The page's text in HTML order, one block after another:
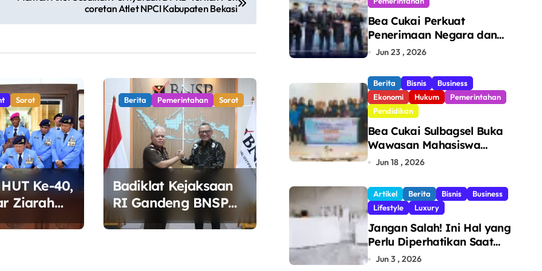
coretan Atlet NPCI Kabupaten Bekasi
Sorot
Ke-40,
Ziarah
Bunga di
Berita Pemerintahan Sorot
Badiklat Kejaksaan
RI Gandeng BNSP
Siapkan Sertifikasi
Bea Cukai Perkuat
Penerimaan Negara dan
Pengawasan, Setor Rp123,8
Jun 23 , 2026
Berita Bisnis
Business
Ekonomi
Hukum
Pemerintahan
Pendidikan
Bea Cukai Sulbagsel Buka
Wawasan Mahasiswa
Politeknik Bosowa tentang
dan Pencegahan Barang
Ilegal
Jun 18 , 2026
Artikel Berita Bisnis
Business
Lifestyle
Luxury
Jangan Salah! Ini Hal yang
Perlu Diperhatikan Saat
Pasang Big Slab
Jun 3 , 2026